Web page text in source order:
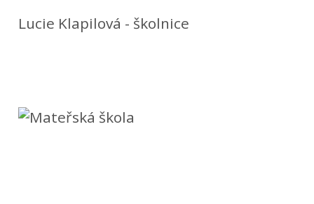
Lucie Klapilová - školnice